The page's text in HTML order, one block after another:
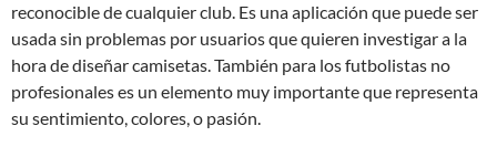
reconocible de cualquier club. Es una aplicación que puede ser
usada sin problemas por usuarios que quieren investigar a la
hora de diseñar camisetas. También para los futbolistas no
profesionales es un elemento muy importante que representa
su sentimiento, colores, o pasión.